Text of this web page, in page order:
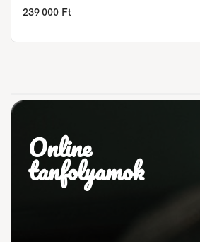
239 000 Ft
Online
tanfolyamok